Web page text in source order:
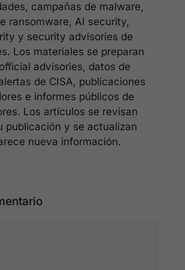
campañas de malware,
ransomware, AI security,
y security advisories de
Los materiales se preparan
advisories, datos de
de CISA, publicaciones
e informes públicos de
Los artículos se revisan
publicación y se actualizan
nueva información.